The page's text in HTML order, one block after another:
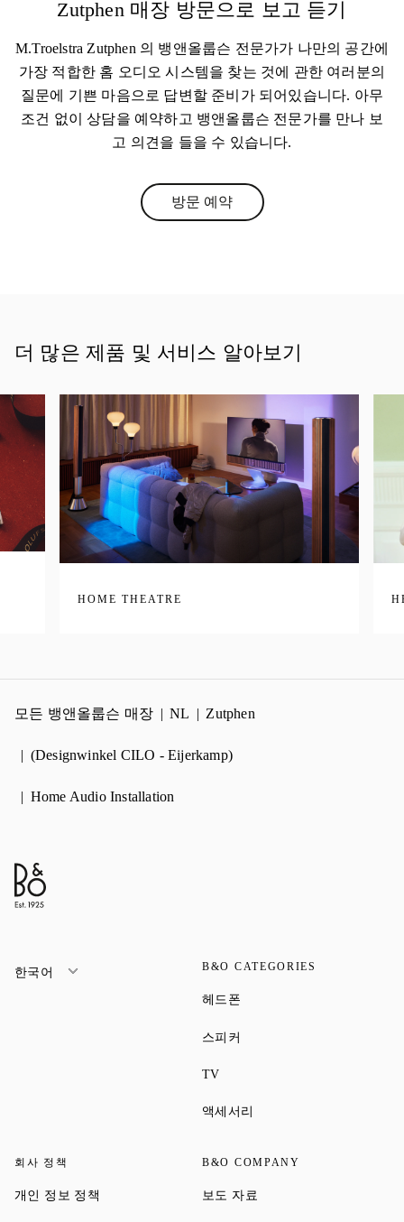
Zutphen 매장 방문으로 보고 듣기
M.Troelstra Zutphen 의 뱅앤올룹슨 전문가가 나만의 공간에
가장 적합한 홈 오디오 시스템을 찾는 것에 관한 여러분의
질문에 기쁜 마음으로 답변할 준비가 되어있습니다. 아무
조건 없이 상담을 예약하고 뱅앤올룹슨 전문가를 만나 보
고 의견을 들을 수 있습니다.
방문 예약Link Opens in New Tab
더 많은 제품 및 서비스 알아보기
HOME THEATRE
모든 뱅앤올룹슨 매장 NL Zutphen
(Designwinkel CILO - Eijerkamp)
Home Audio Installation
한국어 B&O CATEGORIES
헤드폰
스피커
TVLink Opens in New Tab
액세서리
회사 정책
개인 정보 정책 Link Opens in New Tab
B&O COMPANY
보도 자료